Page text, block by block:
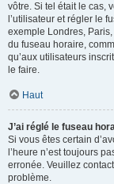
vôtre. Si tel était le cas,
l’utilisateur et régler le
exemple Londres,
du fuseau horaire,
qu’aux utilisateurs
le faire.
Haut
J’ai réglé le fuseau
Si vous êtes certain
l’heure n’est toujours
erronée. Veuillez
problème.